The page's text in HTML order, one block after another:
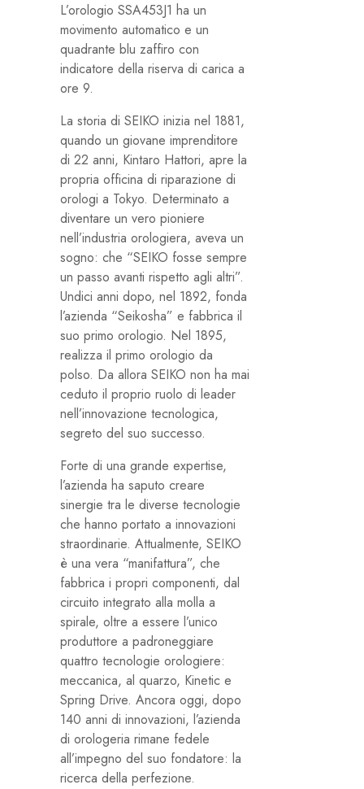
L’orologio SSA453J1 ha un
movimento automatico e un
quadrante blu zaffiro con
indicatore della riserva di carica a
ore 9.
La storia di SEIKO inizia nel 1881,
quando un giovane imprenditore
di 22 anni, Kintaro Hattori, apre la
propria officina di riparazione di
orologi a Tokyo. Determinato a
diventare un vero pioniere
nell’industria orologiera, aveva un
sogno: che “SEIKO fosse sempre
un passo avanti rispetto agli altri”.
Undici anni dopo, nel 1892, fonda
l’azienda “Seikosha” e fabbrica il
suo primo orologio. Nel 1895,
realizza il primo orologio da
polso. Da allora SEIKO non ha mai
ceduto il proprio ruolo di leader
nell’innovazione tecnologica,
segreto del suo successo.
Forte di una grande expertise,
l’azienda ha saputo creare
sinergie tra le diverse tecnologie
che hanno portato a innovazioni
straordinarie. Attualmente, SEIKO
è una vera “manifattura”, che
fabbrica i propri componenti, dal
circuito integrato alla molla a
spirale, oltre a essere l’unico
produttore a padroneggiare
quattro tecnologie orologiere:
meccanica, al quarzo, Kinetic e
Spring Drive. Ancora oggi, dopo
140 anni di innovazioni, l’azienda
di orologeria rimane fedele
all’impegno del suo fondatore: la
ricerca della perfezione.